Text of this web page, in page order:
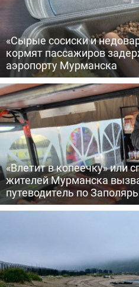
«Сырые сосиски и
кормят пассажиров
аэропорту Мурманска
«Влетит в копеечку» или
жителей Мурманска
путеводитель по